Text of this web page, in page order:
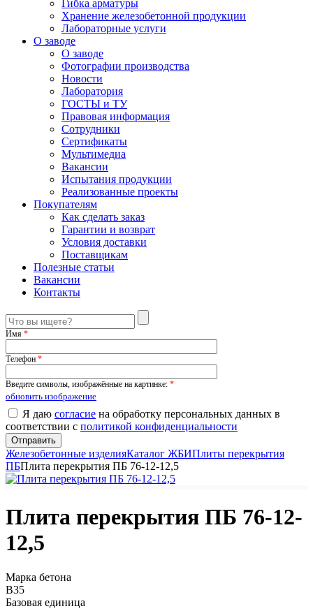
Гибка арматуры
Хранение железобетонной продукции
Лабораторные услуги
О заводе
О заводе
Фотографии производства
Новости
Лаборатория
ГОСТЫ и ТУ
Правовая информация
Сотрудники
Сертификаты
Мультимедиа
Вакансии
Испытания продукции
Реализованные проекты
Покупателям
Как сделать заказ
Гарантии и возврат
Условия доставки
Поставщикам
Полезные статьи
Вакансии
Контакты
Имя *
Телефон *
Введите символы, изображённые на картинке: *
обновить изображение
Я даю согласие на обработку персональных данных в
соответствии с политикой конфиденциальности
Железобетонные изделияКаталог ЖБИПлиты перекрытия
ПБПлита перекрытия ПБ 76-12-12,5
Плита перекрытия ПБ 76-12-
12,5
Марка бетона
B35
Базовая единица